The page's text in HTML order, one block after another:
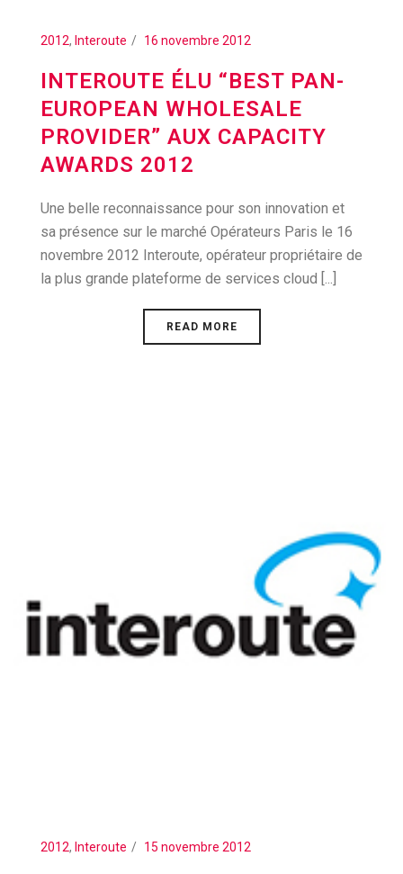
2012, Interoute 16 novembre 2012
INTEROUTE ÉLU “BEST PAN-
EUROPEAN WHOLESALE
PROVIDER” AUX CAPACITY
AWARDS 2012
Une belle reconnaissance pour son innovation et
sa présence sur le marché Opérateurs Paris le 16
novembre 2012 Interoute, opérateur propriétaire de
la plus grande plateforme de services cloud [...]
READ MORE
2012, Interoute 15 novembre 2012